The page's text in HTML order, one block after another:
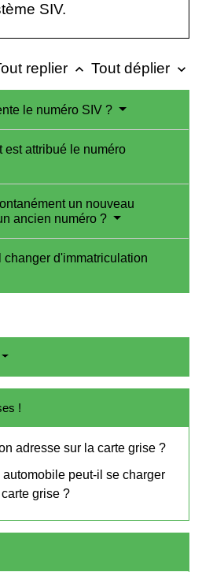
SIV.
replier keyboard_arrow_up Tout déplier keyboard_arrow_down
le numéro SIV ?
est attribué le numéro
un nouveau
ancien numéro ?
d'immatriculation
!
adresse sur la carte grise ?
peut-il se charger
grise ?